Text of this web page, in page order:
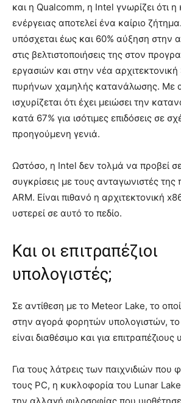
και η Qualcomm, η Intel γνωρίζει ότι
ενέργειας αποτελεί ένα καίριο
υπόσχεται έως και 60% αύξηση στην
στις βελτιστοποιήσεις της στον
εργασιών και στην νέα
πυρήνων χαμηλής κατανάλωσης. Με
ισχυρίζεται ότι έχει μειώσει την
κατά 67% για ισότιμες επιδόσεις σε
προηγούμενη γενιά.
Ωστόσο, η Intel δεν τολμά να προβεί
συγκρίσεις με τους ανταγωνιστές της
ARM. Είναι πιθανό η αρχιτεκτονική
υστερεί σε αυτό το πεδίο.
Και οι επιτραπέζιοι
υπολογιστές;
Σε αντίθεση με το Meteor Lake, το
στην αγορά φορητών υπολογιστών,
είναι διαθέσιμο και για επιτραπέζιους
Για τους λάτρεις των παιχνιδιών που
τους PC, η κυκλοφορία του Lunar
την αλλαγή φιλοσοφίας που